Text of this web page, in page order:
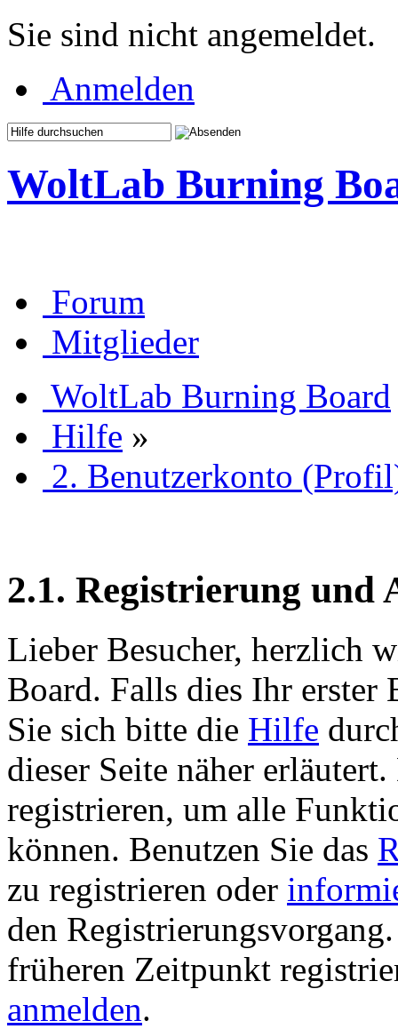
Sie sind nicht angemeldet.
Anmelden
WoltLab Burning
Forum
Mitglieder
WoltLab Burning Board
Hilfe »
2. Benutzerkonto
2.1. Registrierung und
Lieber Besucher, herzlich
Board. Falls dies Ihr erster
Sie sich bitte die Hilfe
dieser Seite näher
registrieren, um alle
können. Benutzen Sie das
zu registrieren oder
den
früheren Zeitpunkt
anmelden.